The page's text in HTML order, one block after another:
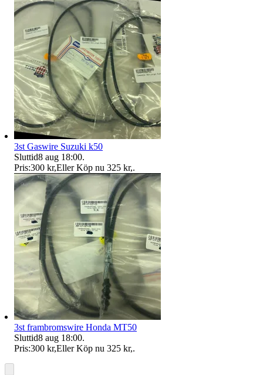
3st Gaswire Suzuki k50
Sluttid8 aug 18:00.
Pris:300 kr,Eller Köp nu 325 kr,.
3st frambromswire Honda MT50
Sluttid8 aug 18:00.
Pris:300 kr,Eller Köp nu 325 kr,.